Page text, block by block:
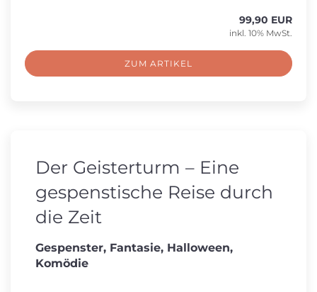
99,90 EUR
inkl. 10% MwSt.
ZUM ARTIKEL
Der Geisterturm – Eine
gespenstische Reise durch
die Zeit
Gespenster, Fantasie, Halloween,
Komödie